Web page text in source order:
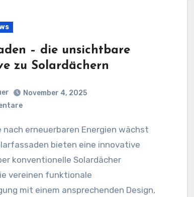
– die unsichtbare
zu Solardächern
November 4, 2025
bieten eine innovative
konventionelle Solardächer
vereinen funktionale
mit einem ansprechenden Design,